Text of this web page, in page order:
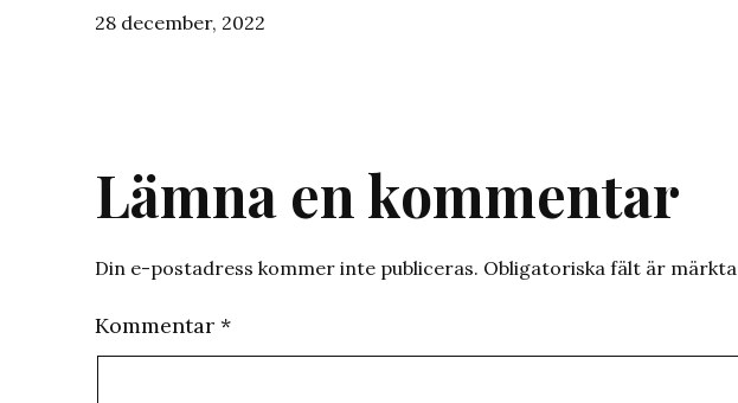
Publicerat
28 december, 2022
Lämna en kommentar
Din e-postadress kommer inte publiceras. Obligatoriska fält är märkta
Kommentar *